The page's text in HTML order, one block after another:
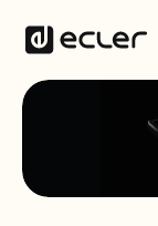
Solutions